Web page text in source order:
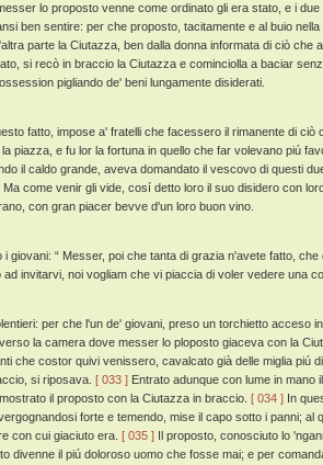
lo proposto venne come ordinato gli era stato, e i
ben sentire: per che proposto, tacitamente e al buio
parte la Ciutazza, ben dalla donna informata di ciò che
si recò in braccio la Ciutazza e cominciolla a baciar
pigliando de' beni lungamente disiderati.
fatto, impose a' fratelli che facessero il rimanente di ciò
piazza, e fu lor la fortuna in quello che far volevano piú
il caldo grande, aveva domandato il vescovo di questi
Ma come venir gli vide, cosí detto loro il suo disidero con
con gran piacer bevve d'un loro buon vino.
i giovani: “ Messer, poi che tanta di grazia n'avete fatto,
invitarvi, noi vogliam che vi piaccia di voler vedere una
per che l'un de' giovani, preso un torchietto acceso
la camera dove messer lo ploposto giaceva con la
che costor quivi venissero, cavalcato già delle miglia piú
si riposava. [ 033 ] Entrato adunque con lume in mano
il proposto con la Ciutazza in braccio. [ 034 ] In
forte e temendo, mise il capo sotto i panni; al
con cui giaciuto era. [ 035 ] Il proposto, conosciuto lo
divenne il piú doloroso uomo che fosse mai; e per